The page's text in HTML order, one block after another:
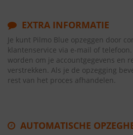
EXTRA INFORMATIE
Je kunt Pilmo Blue opzeggen door
klantenservice via e-mail of
worden om je accountgegevens en
verstrekken. Als je de opzegging
rest van het proces afhandelen.
AUTOMATISCHE